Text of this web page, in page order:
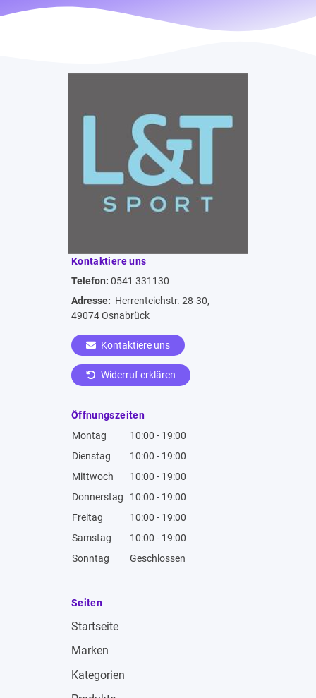
Kontaktiere uns
Telefon: 0541 331130
Adresse: Herrenteichstr. 28-30,
49074 Osnabrück
Kontaktiere uns
Widerruf erklären
Öffnungszeiten
Montag
10:00 - 19:00
Dienstag
10:00 - 19:00
Mittwoch
10:00 - 19:00
Donnerstag
10:00 - 19:00
Freitag
10:00 - 19:00
Samstag
10:00 - 19:00
Sonntag
Geschlossen
Seiten
Startseite
Marken
Kategorien